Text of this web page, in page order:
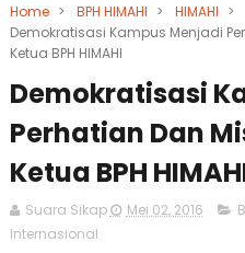
Home > BPH HIMAHI > HIMAHI >
Demokratisasi Kampus Menjadi
Ketua BPH HIMAHI
Demokratisasi
Perhatian Dan
Ketua BPH
Suara Sikap Mei 02, 2016
Internasional